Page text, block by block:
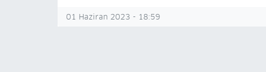
01 Haziran 2023 - 18:59